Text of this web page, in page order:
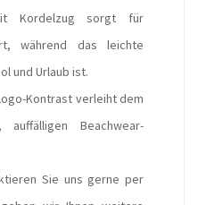
Kordelzug sorgt für
während das leichte
und Urlaub ist.
Kontrast verleiht dem
Beachwear-
Sie uns gerne per